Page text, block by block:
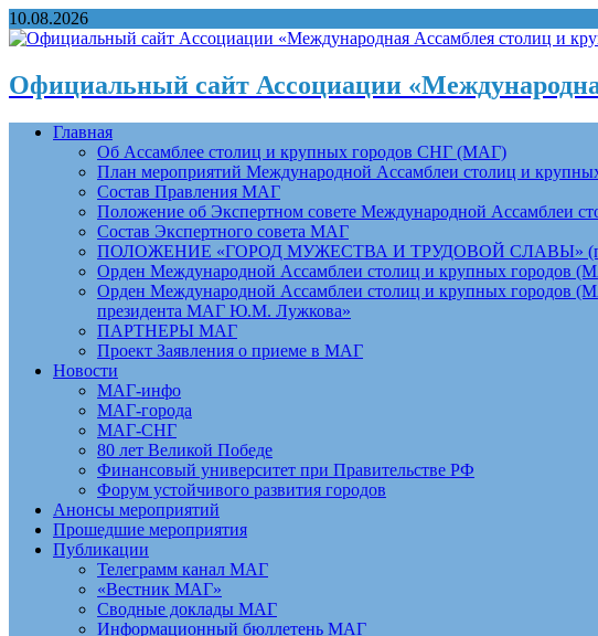
10.08.2026
Официальный сайт Ассоциации
Главная
Об Ассамблее столиц и крупных городов СНГ (МАГ)
План мероприятий Международной Ассамблеи столиц и
Состав Правления МАГ
Положение об Экспертном совете Международной Ассамблеи
Состав Экспертного совета МАГ
ПОЛОЖЕНИЕ «ГОРОД МУЖЕСТВА И ТРУДОВОЙ СЛАВЫ»
Орден Международной Ассамблеи столиц и крупных городов
Орден Международной Ассамблеи столиц и крупных городов
президента МАГ Ю.М. Лужкова»
ПАРТНЕРЫ МАГ
Проект Заявления о приеме в МАГ
Новости
МАГ-инфо
МАГ-города
МАГ-СНГ
80 лет Великой Победе
Финансовый университет при Правительстве РФ
Форум устойчивого развития городов
Анонсы мероприятий
Прошедшие мероприятия
Публикации
Телеграмм канал МАГ
«Вестник МАГ»
Сводные доклады МАГ
Информационный бюллетень МАГ